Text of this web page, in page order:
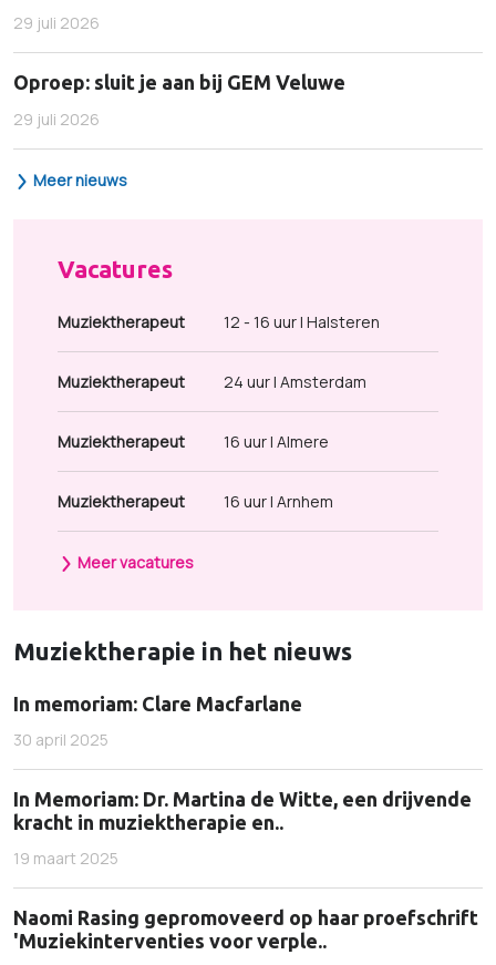
29 juli 2026
Oproep: sluit je aan bij GEM Veluwe
29 juli 2026
Meer nieuws
Vacatures
Muziektherapeut 12 - 16 uur | Halsteren
Muziektherapeut 24 uur | Amsterdam
Muziektherapeut 16 uur | Almere
Muziektherapeut 16 uur | Arnhem
Meer vacatures
Muziektherapie in het nieuws
In memoriam: Clare Macfarlane
30 april 2025
In Memoriam: Dr. Martina de Witte, een drijvende
kracht in muziektherapie en..
19 maart 2025
Naomi Rasing gepromoveerd op haar proefschrift
'Muziekinterventies voor verple..